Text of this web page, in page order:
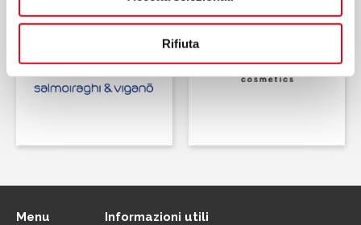
Rifiuta
Menu Informazioni utili